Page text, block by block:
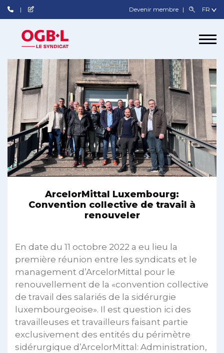
Devenir membre
ArcelorMittal Luxembourg:
Convention collective de travail à
renouveler
En date du 11 octobre 2022 a eu lieu la
première réunion entre les syndicats et le
management d’ArcelorMittal pour le
renouvellement de la «convention collective
de travail des salariés de la sidérurgie
luxembourgeoise». Il est question ici des
travailleuses et travailleurs faisant partie
exclusivement des entités du périmètre
sidérurgique d’ArcelorMittal: Administration,